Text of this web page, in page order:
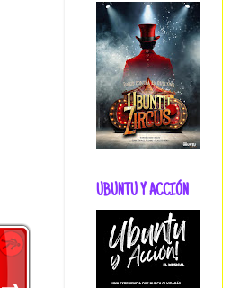
UBUNTU Y ACCIÓN